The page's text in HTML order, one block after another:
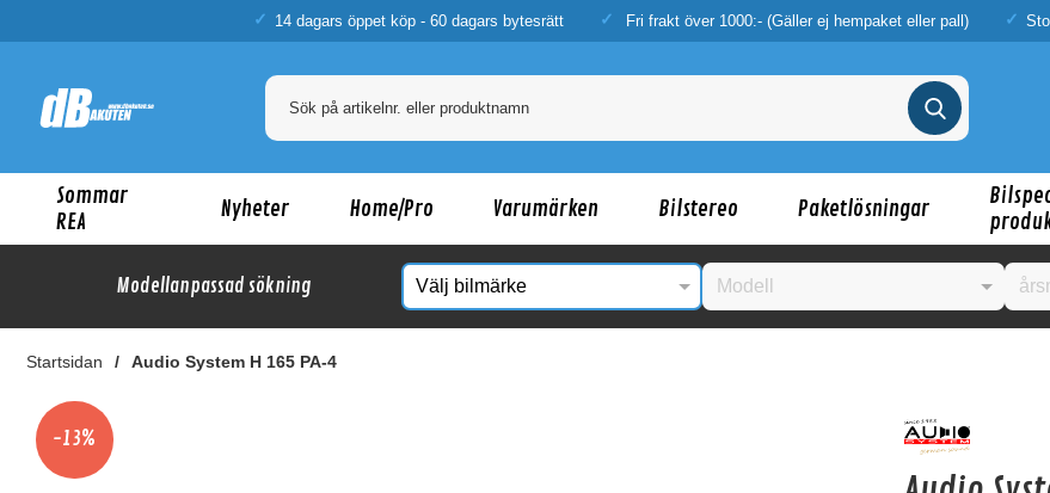
14 dagars öppet köp - 60 dagars bytesrätt Fri frakt över 1000:- (Gäller ej hempaket eller pall)
Sommar
REA
Nyheter Home/Pro Varumärken Bilstereo Paketlösningar
Modellanpassad sökning
Startsidan Audio System H 165 PA-4
Kanske någon av dessa produkter kan intressera
-13%